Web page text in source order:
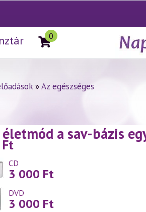
0
»Az egészséges
életmód a sav-bázis
Ft
CD
3 000 Ft
DVD
3 000 Ft